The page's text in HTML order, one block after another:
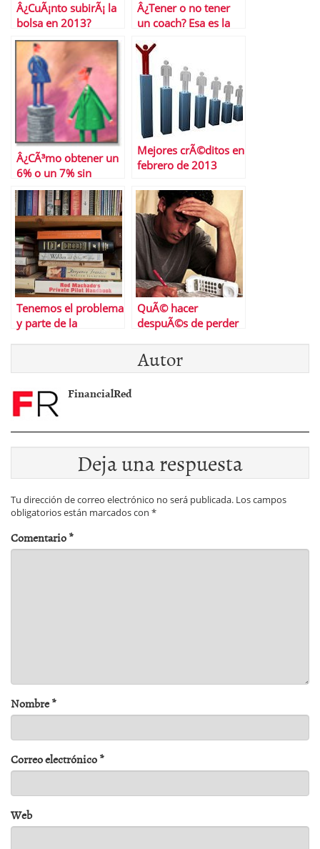
Â¿CuÃ¡nto subirÃ¡ la
bolsa en 2013?
Â¿Tener o no tener
un coach? Esa es la
Â¿CÃ³mo obtener un
6% o un 7% sin
riesgo?
Mejores crÃ©ditos en
febrero de 2013
Tenemos el problema
y parte de la
QuÃ© hacer
despuÃ©s de perder
Autor
FinancialRed
Deja una respuesta
Tu dirección de correo electrónico no será publicada. Los campos
obligatorios están marcados con *
Comentario*
Nombre*
Correo electrónico*
Web